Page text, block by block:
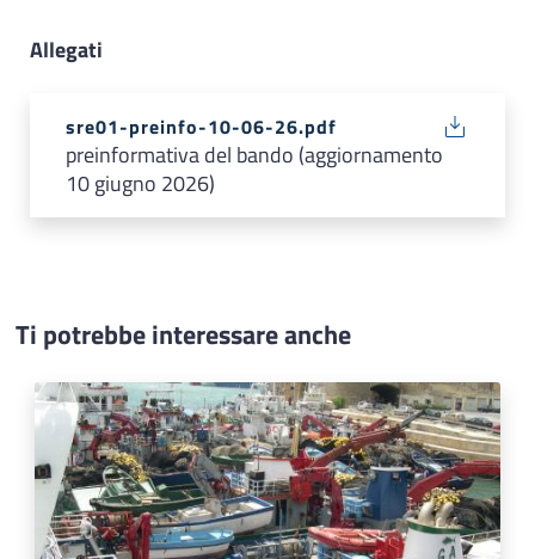
Allegati
sre01-preinfo-10-06-26.pdf
preinformativa del bando (aggiornamento
10 giugno 2026)
Ti potrebbe interessare anche